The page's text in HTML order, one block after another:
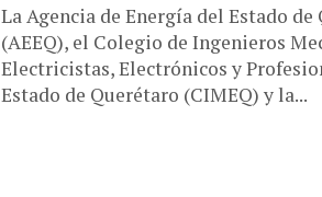
La Agencia de Energía del Estado de
(AEEQ), el Colegio de Ingenieros
Electricistas, Electrónicos y
Estado de Querétaro (CIMEQ) y la...